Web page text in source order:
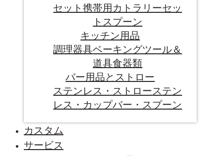
セット携帯用カトラリーセッ
ト スプーン
キッチン用品
調理器具ベーキングツール＆
道具食器類
バー用品とストロー
ステンレス・ストローステン
レス・カップバー・スプーン
カスタム
サービス